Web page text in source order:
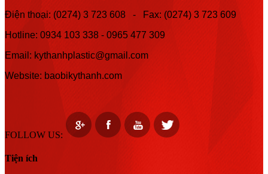
Điện thoại: (0274) 3 723 608 - Fax: (0274) 3 723 609
Hotline: 0934 103 338 - 0965 477 309
Email: kythanhplastic@gmail.com
Website: baobikythanh.com
FOLLOW US:
Tiện ích